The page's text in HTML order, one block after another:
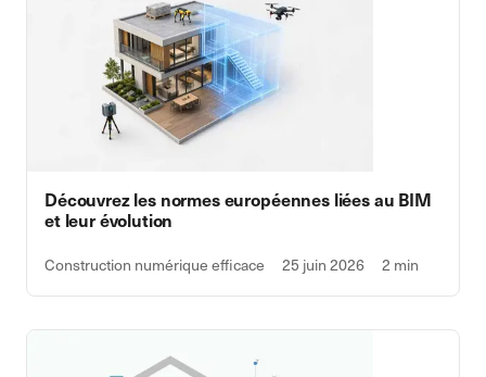
Découvrez les normes européennes liées au BIM
et leur évolution
Construction numérique efficace 25 juin 2026 2 min